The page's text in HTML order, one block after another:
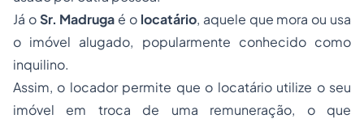
Já oSr. Madruga é o locatário, aquele que mora ou usa
o imóvel alugado, popularmente conhecido como
inquilino.
Assim, o locador permite que o locatário utilize o seu
imóvel em troca de uma remuneração, o que